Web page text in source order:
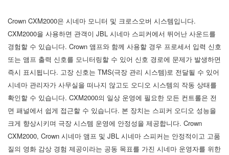
Crown CXM2000은 시네마 모니터 및 크로스오버 시스템입니다.
CXM2000을 사용하면 관객이 JBL 시네마 스피커에서 뛰어난 사운드를
경험할 수 있습니다. Crown 앰프와 함께 사용할 경우 프로세서 입력 신호
또는 앰프 출력 신호를 모니터링할 수 있어 신호 경로에 문제가 발생하면
즉시 표시됩니다. 고장 신호는 TMS(극장 관리 시스템)로 전달될 수 있어
시네마 관리자가 사무실을 떠나지 않고도 오디오 시스템의 작동 상태를
확인할 수 있습니다. CXM2000의 일상 운영에 필요한 모든 컨트롤은 전
면 패널에서 쉽게 접근할 수 있습니다. 본 장치는 스피커 오디오 성능을
크게 향상시키며 극장 시스템 운영에 안정성을 제공합니다. Crown
CXM2000, Crown 시네마 앰프 및 JBL 시네마 스피커는 안정적이고 고품
질의 영화 감상 경험 제공이라는 공동 목표를 가진 시네마 운영자를 위한